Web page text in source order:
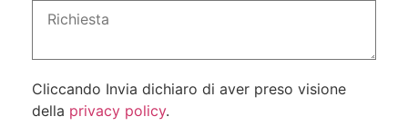
Cliccando Invia dichiaro di aver preso visione
della privacy policy.